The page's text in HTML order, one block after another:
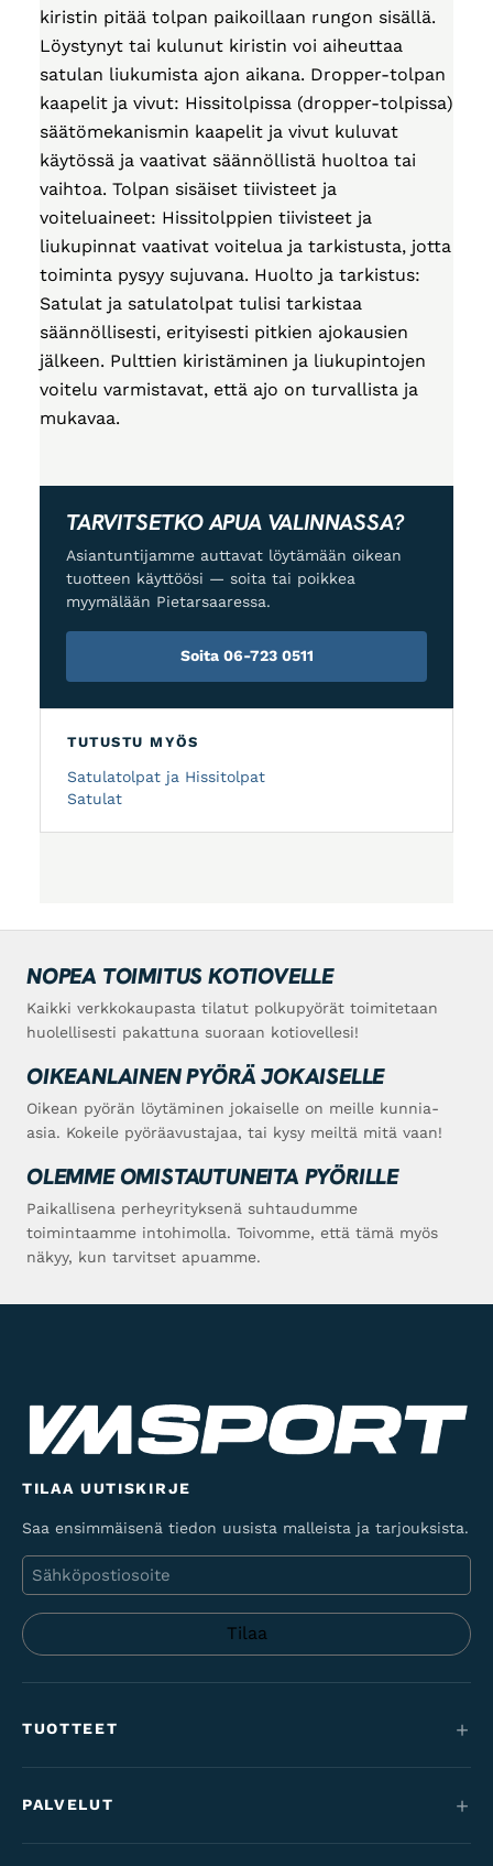
kiristin pitää tolpan paikoillaan rungon sisällä.
Löystynyt tai kulunut kiristin voi aiheuttaa
satulan liukumista ajon aikana. Dropper-tolpan
kaapelit ja vivut: Hissitolpissa (dropper-tolpissa)
säätömekanismin kaapelit ja vivut kuluvat
käytössä ja vaativat säännöllistä huoltoa tai
vaihtoa. Tolpan sisäiset tiivisteet ja
voiteluaineet: Hissitolppien tiivisteet ja
liukupinnat vaativat voitelua ja tarkistusta, jotta
toiminta pysyy sujuvana. Huolto ja tarkistus:
Satulat ja satulatolpat tulisi tarkistaa
säännöllisesti, erityisesti pitkien ajokausien
jälkeen. Pulttien kiristäminen ja liukupintojen
voitelu varmistavat, että ajo on turvallista ja
mukavaa.
TARVITSETKO APUA VALINNASSA?
Asiantuntijamme auttavat löytämään oikean
tuotteen käyttöösi — soita tai poikkea
myymälään Pietarsaaressa.
Soita 06-723 0511
TUTUSTU MYÖS
Satulatolpat ja Hissitolpat
Satulat
NOPEA TOIMITUS KOTIOVELLE
Kaikki verkkokaupasta tilatut polkupyörät toimitetaan
huolellisesti pakattuna suoraan kotiovellesi!
OIKEANLAINEN PYÖRÄ JOKAISELLE
Oikean pyörän löytäminen jokaiselle on meille kunnia-
asia. Kokeile pyöräavustajaa, tai kysy meiltä mitä vaan!
OLEMME OMISTAUTUNEITA PYÖRILLE
Paikallisena perheyrityksenä suhtaudumme
toimintaamme intohimolla. Toivomme, että tämä myös
näkyy, kun tarvitset apuamme.
TILAA UUTISKIRJE
Saa ensimmäisenä tiedon uusista malleista ja tarjouksista.
Sähköposti
TUOTTEET
PALVELUT